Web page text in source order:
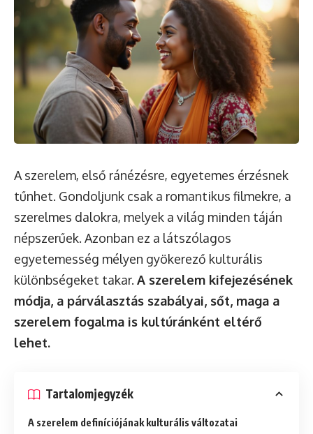
A szerelem, első ránézésre, egyetemes érzésnek
tűnhet. Gondoljunk csak a romantikus filmekre, a
szerelmes dalokra, melyek a világ minden táján
népszerűek. Azonban ez a látszólagos
egyetemesség mélyen gyökerező kulturális
különbségeket takar. A szerelem kifejezésének
módja, a párválasztás szabályai, sőt, maga a
szerelem fogalma is kultúránként eltérő
lehet.
Tartalomjegyzék
A szerelem definíciójának kulturális változatai